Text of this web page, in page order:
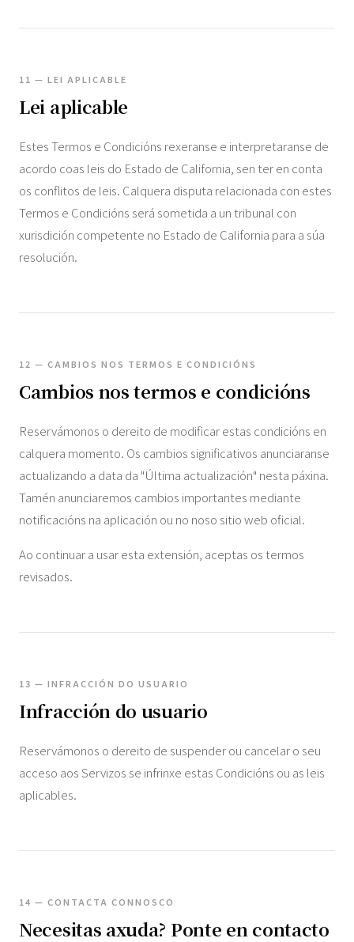
11 — LEI APLICABLE
Lei aplicable
Estes Termos e Condicións rexeranse e interpretaranse de
acordo coas leis do Estado de California, sen ter en conta
os conflitos de leis. Calquera disputa relacionada con estes
Termos e Condicións será sometida a un tribunal con
xurisdición competente no Estado de California para a súa
resolución.
12 — CAMBIOS NOS TERMOS E CONDICIÓNS
Cambios nos termos e condicións
Reservámonos o dereito de modificar estas condicións en
calquera momento. Os cambios significativos anunciaranse
actualizando a data da "Última actualización" nesta páxina.
Tamén anunciaremos cambios importantes mediante
notificacións na aplicación ou no noso sitio web oficial.
Ao continuar a usar esta extensión, aceptas os termos
revisados.
13 — INFRACCIÓN DO USUARIO
Infracción do usuario
Reservámonos o dereito de suspender ou cancelar o seu
acceso aos Servizos se infrinxe estas Condicións ou as leis
aplicables.
14 — CONTACTA CONNOSCO
Necesitas axuda? Ponte en contacto